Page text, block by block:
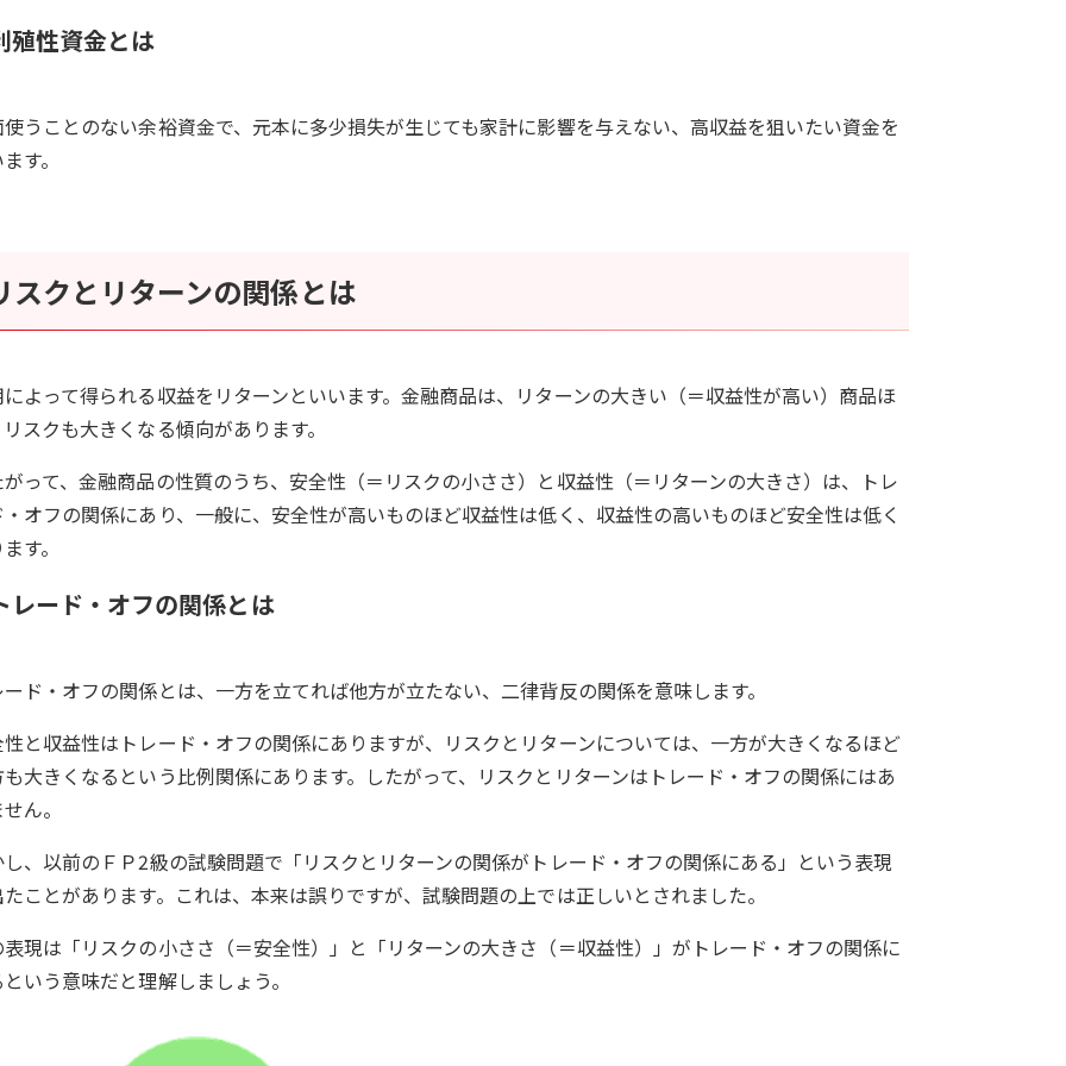
殖性資金とは
使うことのない余裕資金で、元本に多少損失が生じても家計に影響を与えない、高収益を狙いたい資金を
す。
スクとリターンの関係とは
よって得られる収益をリターンといいます。金融商品は、リターンの大きい（＝収益性が高い）商品ほ
リスクも大きくなる傾向があります。
がって、金融商品の性質のうち、安全性（＝リスクの小ささ）と収益性（＝リターンの大きさ）は、トレ
・オフの関係にあり、一般に、安全性が高いものほど収益性は低く、収益性の高いものほど安全性は低く
す。
レード・オフの関係とは
ード・オフの関係とは、一方を立てれば他方が立たない、二律背反の関係を意味します。
性と収益性はトレード・オフの関係にありますが、リスクとリターンについては、一方が大きくなるほど
大きくなるという比例関係にあります。したがって、リスクとリターンはトレード・オフの関係にはあ
ん。
し、以前のＦＰ2級の試験問題で「リスクとリターンの関係がトレード・オフの関係にある」という表現
ことがあります。これは、本来は誤りですが、試験問題の上では正しいとされました。
表現は「リスクの小ささ（＝安全性）」と「リターンの大きさ（＝収益性）」がトレード・オフの関係に
という意味だと理解しましょう。